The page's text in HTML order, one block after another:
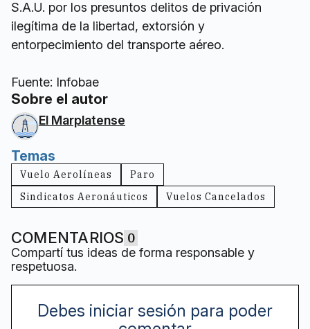
S.A.U. por los presuntos delitos de privación
ilegítima de la libertad, extorsión y
entorpecimiento del transporte aéreo.
Fuente: Infobae
Sobre el autor
El Marplatense
Temas
Vuelo Aerolíneas
Paro
Sindicatos Aeronáuticos
Vuelos Cancelados
COMENTARIOS 0
Compartí tus ideas de forma responsable y
respetuosa.
Debes iniciar sesión para poder